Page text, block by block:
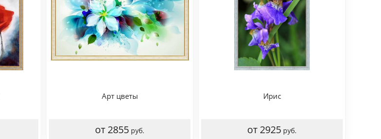
Арт цветы
от 2855 руб.
Ирис
от 2925 руб.